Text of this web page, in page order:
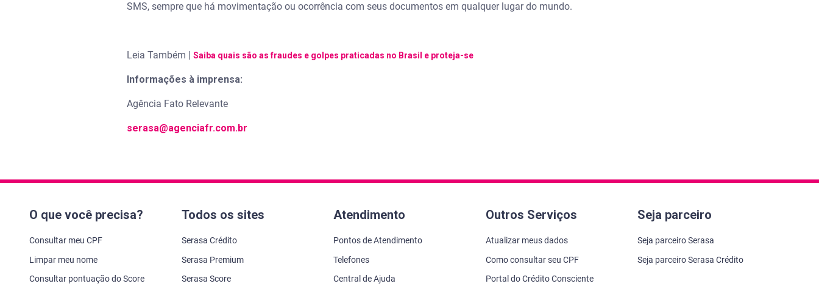
SMS, sempre que há movimentação ou ocorrência com seus documentos em qualquer lugar do mundo.
Leia Também | Saiba quais são as fraudes e golpes praticadas no Brasil e proteja-se
Informações à imprensa:
Agência Fato Relevante
serasa@agenciafr.com.br
O que você precisa?
Consultar meu CPF
Limpar meu nome
Consultar pontuação do Score
Todos os sites
Serasa Crédito
Serasa Premium
Serasa Score
Atendimento
Pontos de Atendimento
Telefones
Central de Ajuda
Outros Serviços
Atualizar meus dados
Como consultar seu CPF
Portal do Crédito Consciente
Seja parceiro
Seja parceiro Serasa
Seja parceiro Serasa Crédito